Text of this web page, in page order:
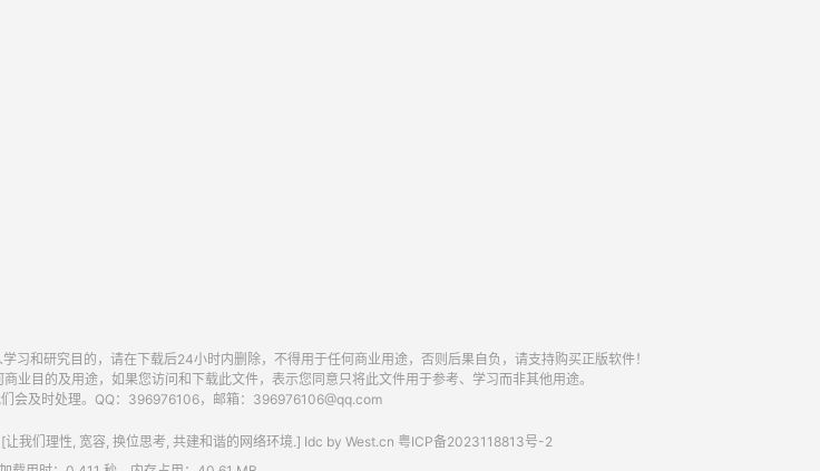
和研究目的，请在下载后24小时内删除，不得用于任何商业用途，否则后果自负，请支持购买正版软件！
业目的及用途，如果您访问和下载此文件，表示您同意只将此文件用于参考、学习而非其他用途。
会及时处理。QQ：396976106，邮箱：396976106@qq.com
我们理性, 宽容, 换位思考, 共建和谐的网络环境.] Idc by West.cn 粤ICP备2023118813号-2